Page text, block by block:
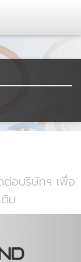
อบริษัทฯ เพื่อ
ม